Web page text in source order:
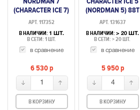
(CHARACTER ICE 7)
88T ШИП.
АРТ. 117352
В НАЛИЧИИ: 1 ШТ.
В СЕТИ: 1 ШТ.
в сравнение
6 530p
1
В КОРЗИНУ
(NORDMAN 5) 88T
ШИП.
АРТ. 131637
В НАЛИЧИИ: > 20 ШТ.
В СЕТИ: > 20 ШТ.
в сравнение
5 950p
4
В КОРЗИНУ